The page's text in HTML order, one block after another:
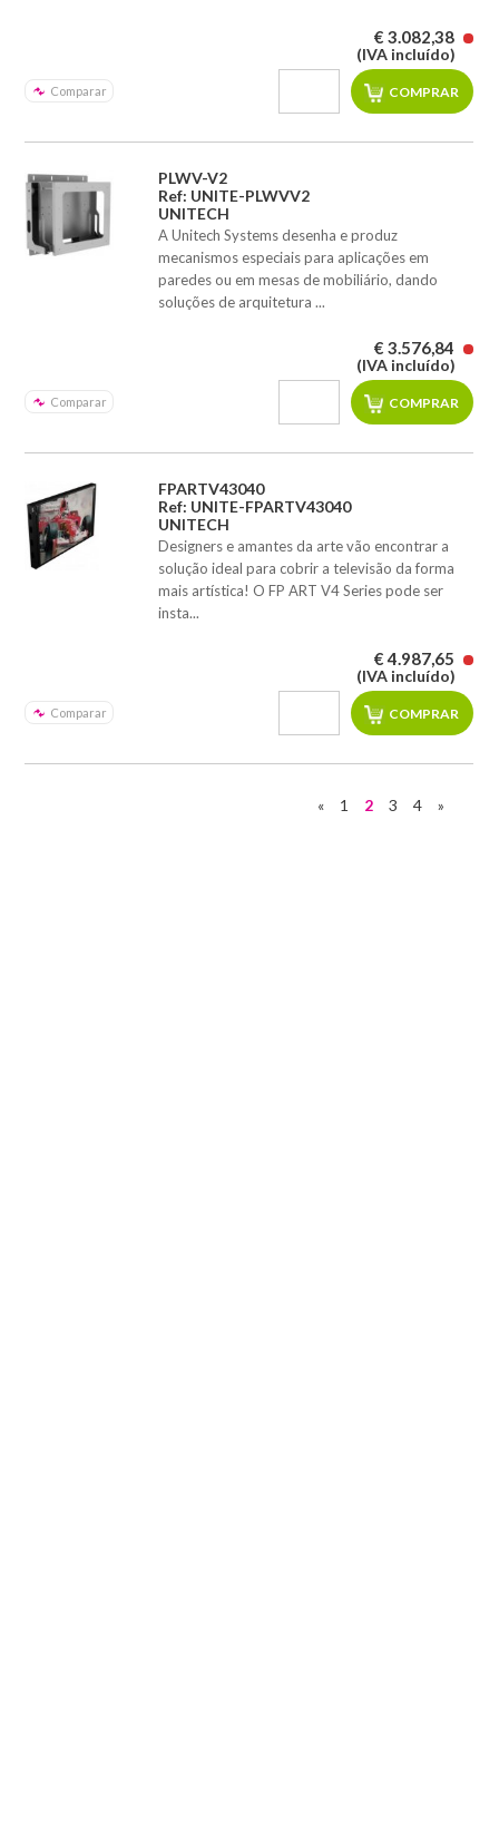
Comparar
€ 3.082,38
(IVA incluído)
PLWV-V2
Ref: UNITE-PLWVV2
UNITECH
A Unitech Systems desenha e produz
mecanismos especiais para aplicações em
paredes ou em mesas de mobiliário, dando
soluções de arquitetura ...
Comparar
€ 3.576,84
(IVA incluído)
FPARTV43040
Ref: UNITE-FPARTV43040
UNITECH
Designers e amantes da arte vão encontrar a
solução ideal para cobrir a televisão da forma
mais artística! O FP ART V4 Series pode ser
insta...
Comparar
€ 4.987,65
(IVA incluído)
« 1 2 3 4 »